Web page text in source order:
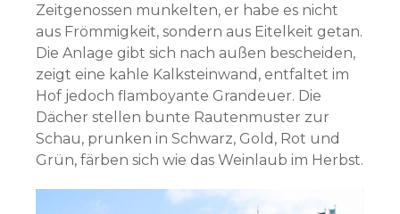
Zeitgenossen munkelten, er habe es nicht
aus Frömmigkeit, sondern aus Eitelkeit getan.
Die Anlage gibt sich nach außen bescheiden,
zeigt eine kahle Kalksteinwand, entfaltet im
Hof jedoch flamboyante Grandeuer. Die
Dächer stellen bunte Rautenmuster zur
Schau, prunken in Schwarz, Gold, Rot und
Grün, färben sich wie das Weinlaub im Herbst.